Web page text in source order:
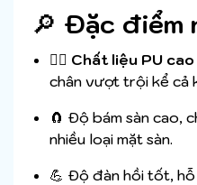
🔎 Đặc điểm
🧘‍♀️ Chất liệu PU
chân vượt trội kể cả
🧲 Độ bám sàn cao,
nhiều loại mặt sàn.
💪 Độ đàn hồi tốt,